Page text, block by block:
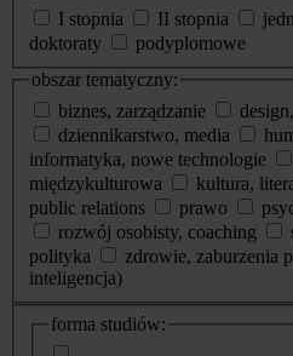
I stopnia
II stopnia
doktoraty
podyplomowe
obszar tematyczny:
biznes, zarządzanie
dziennikarstwo, media
informatyka, nowe technologie
międzykulturowa
kultura,
public relations
prawo
rozwój osobisty, coaching
polityka
zdrowie, zaburzenia
inteligencja)
dodatkowe
informacje
forma studiów: